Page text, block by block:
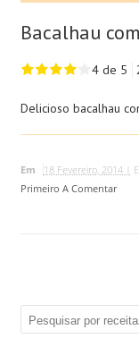
Bacalhau
4 de 5
Delicioso bacalhau
Em 18 Fevereiro, 2014 |
Primeiro A Comentar